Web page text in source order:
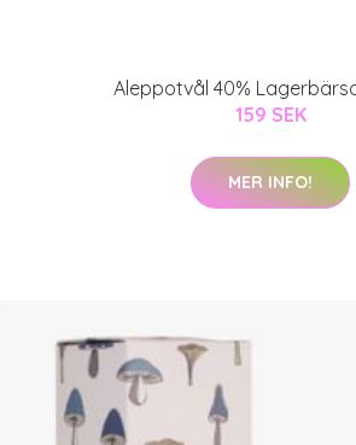
Aleppotvål 40%
159 SEK
MER INFO!